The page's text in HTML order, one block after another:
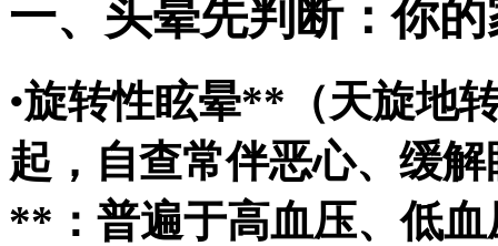
一、头晕先判断：你
•旋转性眩晕**（天旋地
起，自查常伴恶心、缓解
**：普遍于高血压、低血